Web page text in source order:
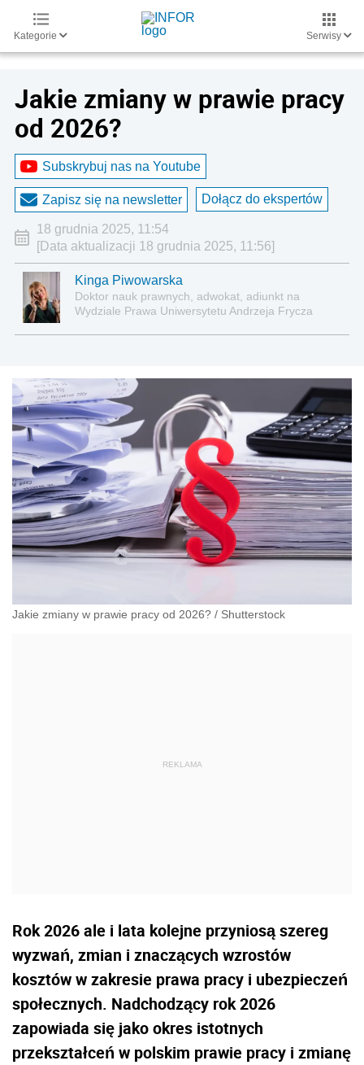
Kategorie Serwisy
Jakie zmiany w prawie pracy
od 2026?
Subskrybuj nas na Youtube
Zapisz się na newsletter Dołącz do ekspertów
18 grudnia 2025, 11:54
[Data aktualizacji 18 grudnia 2025, 11:56]
Kinga Piwowarska
Doktor nauk prawnych, adwokat, adiunkt na
Wydziale Prawa Uniwersytetu Andrzeja Frycza
administracyjnoprawnych aspektach związanych z
pracą i pomocą socjalną.
Jakie zmiany w prawie pracy od 2026? / Shutterstock
Rok 2026 ale i lata kolejne przyniosą szereg
wyzwań, zmian i znaczących wzrostów
kosztów w zakresie prawa pracy i ubezpieczeń
społecznych. Nadchodzący rok 2026
zapowiada się jako okres istotnych
przekształceń w polskim prawie pracy i zmianę